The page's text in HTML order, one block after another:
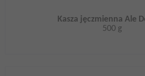
Kasza jęczmienna Ale
500 g